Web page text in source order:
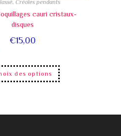
,Créoles pendants
cauri cristaux-
disques
€15,00
des options